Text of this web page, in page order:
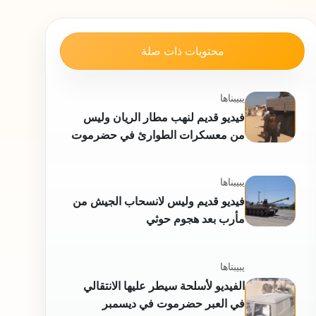
محتويات ذات صلة
يبيبناها
فيديو قديم لنهب مطار الريان وليس
من معسكرات الطوارئ في حضرموت
يبيبناها
فيديو قديم وليس لانسحاب الجيش من
مأرب بعد هجوم حوثي
يبيبناها
الفيديو لأسلحة سيطر عليها الانتقالي
في العبر حضرموت في ديسمبر